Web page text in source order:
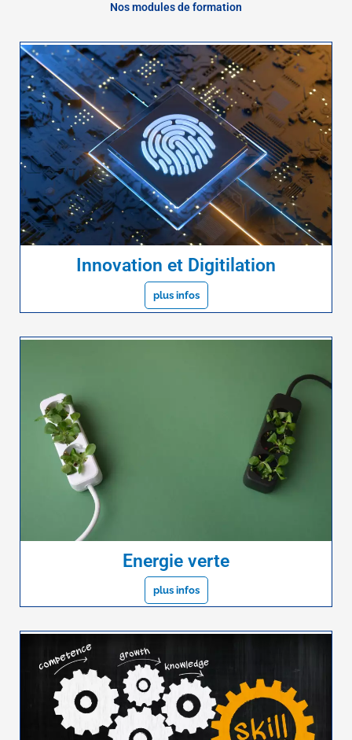
Nos modules de formation
Innovation et Digitilation
plus infos
Energie verte
plus infos